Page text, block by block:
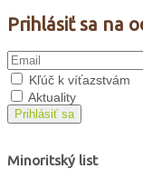
Prihlásiť sa na
Kľúč k víťazstvám
Aktuality
Prihlásiť sa
Minoritský list